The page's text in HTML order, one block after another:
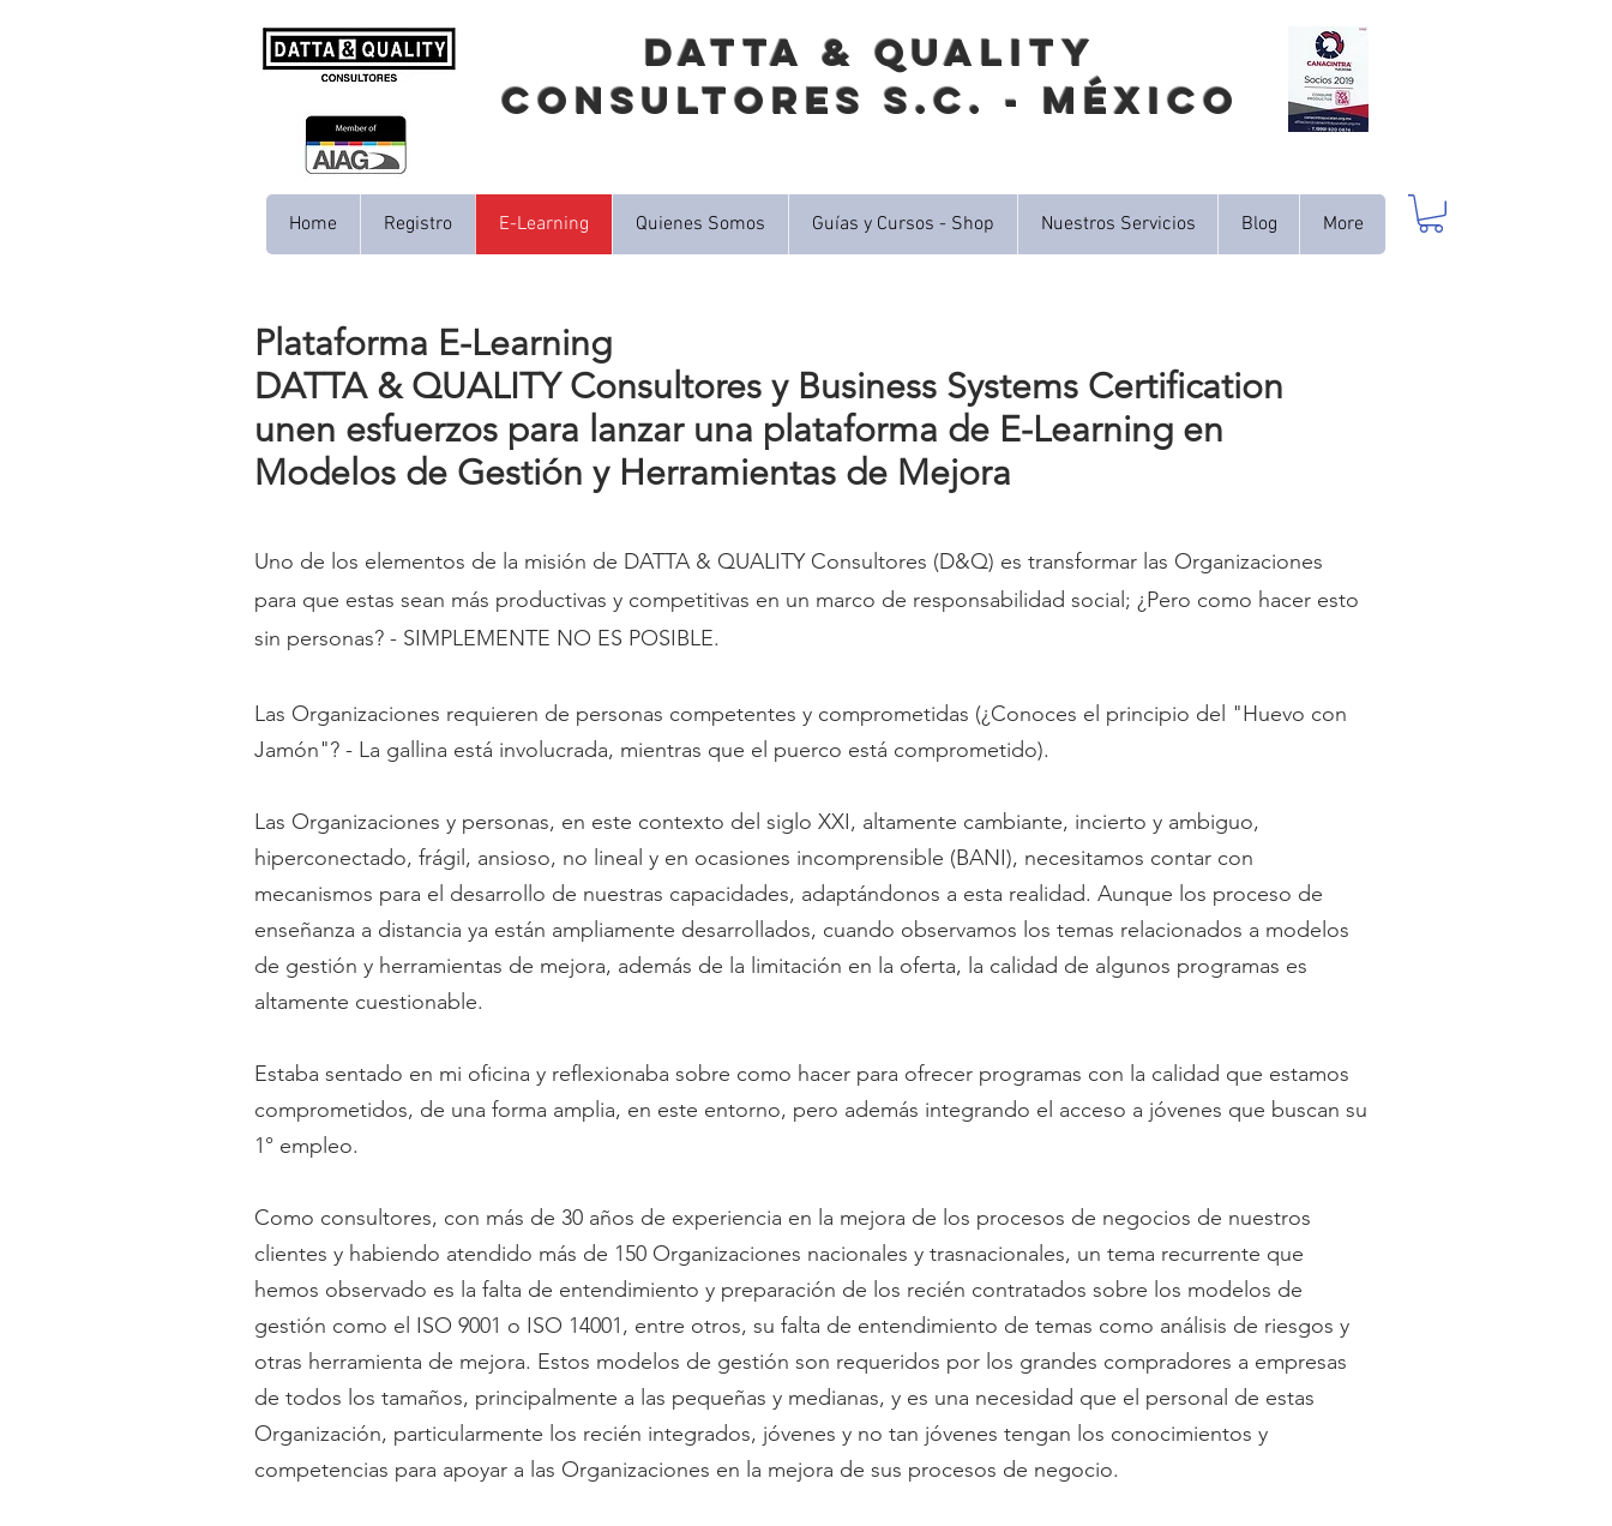
DATTA & QUALITY
Consultores S.C. - México
Home Registro E-Learning Quienes Somos Guías y Cursos - Shop Nuestros Servicios Blog More
Plataforma E-Learning
DATTA & QUALITY Consultores y Business Systems Certification
unen esfuerzos para lanzar una plataforma de E-Learning en
Modelos de Gestión y Herramientas de Mejora
Uno de los elementos de la misión de DATTA & QUALITY Consultores (D&Q) es transformar las Organizaciones
para que estas sean más productivas y competitivas en un marco de responsabilidad social; ¿Pero como hacer esto
sin personas? - SIMPLEMENTE NO ES POSIBLE.
Las Organizaciones requieren de personas competentes y comprometidas (¿Conoces el principio del "Huevo con
Jamón"? - La gallina está involucrada, mientras que el puerco está comprometido).
Las Organizaciones y personas, en este contexto del siglo XXI, altamente cambiante, incierto y ambiguo,
hiperconectado, frágil, ansioso, no lineal y en ocasiones incomprensible (BANI), necesitamos contar con
mecanismos para el desarrollo de nuestras capacidades, adaptándonos a esta realidad. Aunque los proceso de
enseñanza a distancia ya están ampliamente desarrollados, cuando observamos los temas relacionados a modelos
de gestión y herramientas de mejora, además de la limitación en la oferta, la calidad de algunos programas es
altamente cuestionable.
Estaba sentado en mi oficina y reflexionaba sobre como hacer para ofrecer programas con la calidad que estamos
comprometidos, de una forma amplia, en este entorno, pero además integrando el acceso a jóvenes que buscan su
1° empleo.
Como consultores, con más de 30 años de experiencia en la mejora de los procesos de negocios de nuestros
clientes y habiendo atendido más de 150 Organizaciones nacionales y trasnacionales, un tema recurrente que
hemos observado es la falta de entendimiento y preparación de los recién contratados sobre los modelos de
gestión como el ISO 9001 o ISO 14001, entre otros, su falta de entendimiento de temas como análisis de riesgos y
otras herramienta de mejora. Estos modelos de gestión son requeridos por los grandes compradores a empresas
de todos los tamaños, principalmente a las pequeñas y medianas, y es una necesidad que el personal de estas
Organización, particularmente los recién integrados, jóvenes y no tan jóvenes tengan los conocimientos y
competencias para apoyar a las Organizaciones en la mejora de sus procesos de negocio.